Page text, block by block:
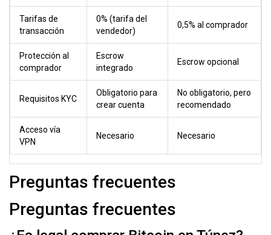
Tarifas de
transacción
0% (tarifa del
vendedor)
0,5% al comprador
Protección al
comprador
Escrow
integrado
Escrow opcional
Requisitos KYC
Obligatorio para
crear cuenta
No obligatorio, pero
recomendado
Acceso vía
VPN
Necesario Necesario
Preguntas frecuentes
Preguntas frecuentes